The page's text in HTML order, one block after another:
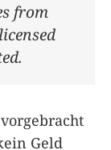
from
Geld